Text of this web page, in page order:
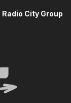
Radio City Group